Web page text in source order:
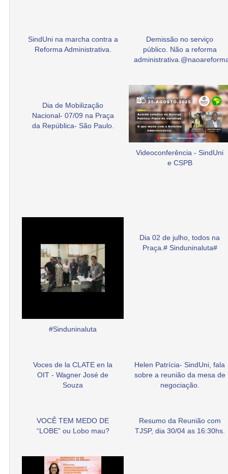
SindUni na marcha contra a
Reforma Administrativa.
Demissão no serviço
público. Não a reforma
Dia de Mobilização
Nacional- 07/09 na Praça
da República- São Paulo.
Videoconferência - SindUni
e CSPB
#Sinduninaluta
Dia 02 de julho, todos na
Praça.# Sinduninaluta#
Voces de la CLATE en la
OIT - Wagner José de
Souza
Helen Patrícia- SindUni, fala
sobre a reunião da mesa de
negociação.
VOCÊ TEM MEDO DE
“LOBE” ou Lobo mau?
Resumo da Reunião com
TJSP, dia 30/04 as 16:30hs.